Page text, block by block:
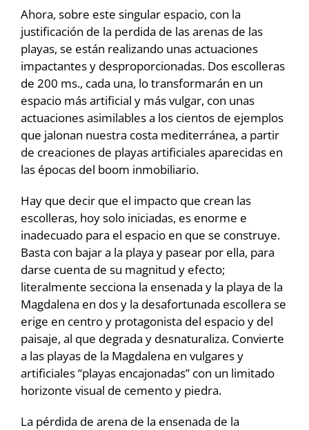
Ahora, sobre este singular espacio, con la
justificación de la perdida de las arenas de las
playas, se están realizando unas actuaciones
impactantes y desproporcionadas. Dos escolleras
de 200 ms., cada una, lo transformarán en un
espacio más artificial y más vulgar, con unas
actuaciones asimilables a los cientos de ejemplos
que jalonan nuestra costa mediterránea, a partir
de creaciones de playas artificiales aparecidas en
las épocas del boom inmobiliario.
Hay que decir que el impacto que crean las
escolleras, hoy solo iniciadas, es enorme e
inadecuado para el espacio en que se construye.
Basta con bajar a la playa y pasear por ella, para
darse cuenta de su magnitud y efecto;
literalmente secciona la ensenada y la playa de la
Magdalena en dos y la desafortunada escollera se
erige en centro y protagonista del espacio y del
paisaje, al que degrada y desnaturaliza. Convierte
a las playas de la Magdalena en vulgares y
artificiales “playas encajonadas” con un limitado
horizonte visual de cemento y piedra.
La pérdida de arena de la ensenada de la